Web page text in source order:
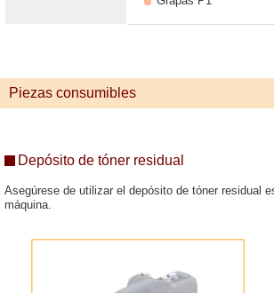
Piezas consumibles
Depósito de tóner residual
Asegúrese de utilizar el depósito de tóner residual
máquina.